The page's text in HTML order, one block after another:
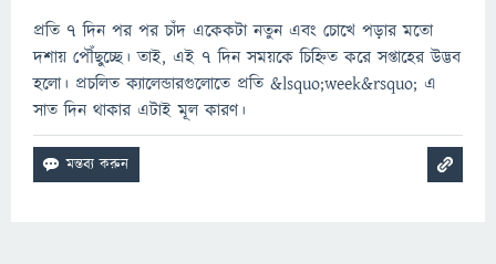
প্রতি ৭ দিন পর পর চাঁদ একেকটা নতুন এবং চোখে পড়ার মতো
দশায় পৌঁছুচ্ছে। তাই, এই ৭ দিন সময়কে চিহ্নিত করে সপ্তাহের উদ্ভব
হলো। প্রচলিত ক্যালেন্ডারগুলোতে প্রতি &lsquo;week&rsquo; এ
সাত দিন থাকার এটাই মূল কারণ।